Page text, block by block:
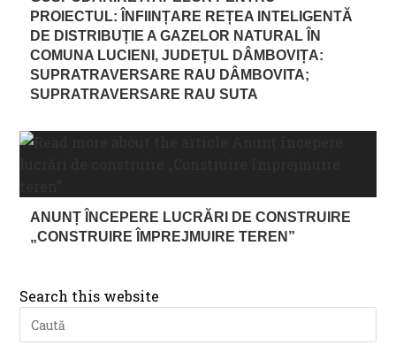
PROIECTUL: ÎNFIINȚARE REȚEA INTELIGENTĂ
DE DISTRIBUȚIE A GAZELOR NATURAL ÎN
COMUNA LUCIENI, JUDEȚUL DÂMBOVIȚA:
SUPRATRAVERSARE RAU DÂMBOVITA;
SUPRATRAVERSARE RAU SUTA
ANUNȚ ÎNCEPERE LUCRĂRI DE CONSTRUIRE
„CONSTRUIRE ÎMPREJMUIRE TEREN”
Search this website